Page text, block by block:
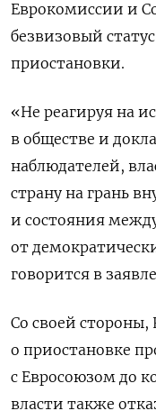
Еврокомиссии и
безвизовый
приостановки.
«Не реагируя на
в обществе и
наблюдателей,
страну на грань
и состояния
от
говорится в
Со своей стороны,
о приостановке
с Евросоюзом до
власти также